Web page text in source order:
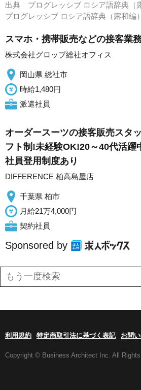
出典 プログレッシブ ロシア語辞典（
プログレッシブ ロシア語辞典（露和
スマホ・携帯販売などの接客業
株式会社グロップ総社オフィス
岡山県 総社市
時給1,480円
派遣社員
オーダースーツの接客販売スタ
フト制!未経験OK!20～40代活躍
社員登用制度あり
DIFFERENCE 柏高島屋店
千葉県 柏市
月給21万4,000円
契約社員
Sponsored by
利用規約 特定商取引法に基づく表記 お問
Copyright © Business Architect Inc. All Rights